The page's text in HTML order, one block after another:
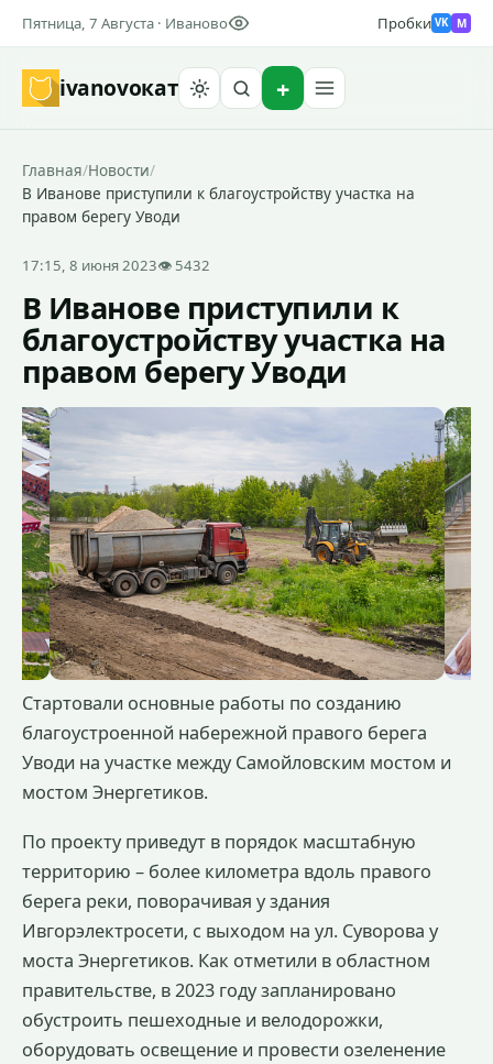
Пятница, 7 Августа · Иваново Пробки VK M
ivanovoкат
Главная/Новости/
В Иванове приступили к благоустройству участка на
правом берегу Уводи
17:15, 8 июня 2023👁 5432
В Иванове приступили к
благоустройству участка на
правом берегу Уводи
Стартовали основные работы по созданию
благоустроенной набережной правого берега
Уводи на участке между Самойловским мостом и
мостом Энергетиков.
По проекту приведут в порядок масштабную
территорию – более километра вдоль правого
берега реки, поворачивая у здания
Ивгорэлектросети, с выходом на ул. Суворова у
моста Энергетиков. Как отметили в областном
правительстве, в 2023 году запланировано
обустроить пешеходные и велодорожки,
оборудовать освещение и провести озеленение